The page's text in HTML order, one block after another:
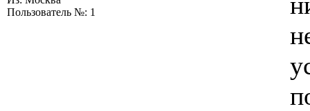
Пользователь №: 1